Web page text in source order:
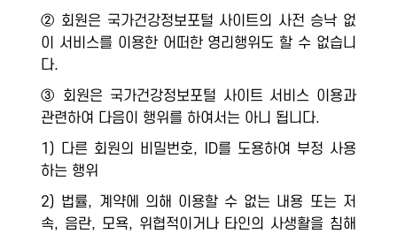
② 회원은 국가건강정보포털 사이트의 사전 승낙 없
이 서비스를 이용한 어떠한 영리행위도 할 수 없습니
다.
③ 회원은 국가건강정보포털 사이트 서비스 이용과
관련하여 다음이 행위를 하여서는 아니 됩니다.
1) 다른 회원의 비밀번호, ID를 도용하여 부정 사용
하는 행위
2) 법률, 계약에 의해 이용할 수 없는 내용 또는 저
속, 음란, 모욕, 위협적이거나 타인의 사생활을 침해